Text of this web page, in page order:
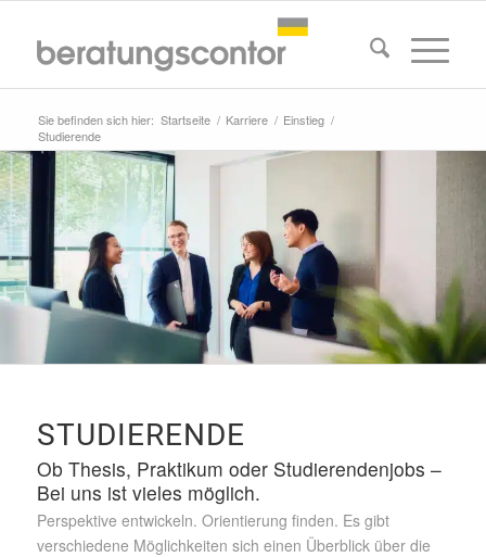
Sie befinden sich hier: Startseite / Karriere / Einstieg /
Studierende
STUDIERENDE
Ob Thesis, Praktikum oder Studierendenjobs –
Bei uns ist vieles möglich.
Perspektive entwickeln. Orientierung finden. Es gibt
verschiedene Möglichkeiten sich einen Überblick über die